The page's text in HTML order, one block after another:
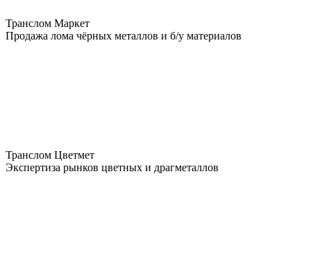
Транслом Маркет
Продажа лома чёрных металлов и б/у материалов
Транслом Цветмет
Экспертиза рынков цветных и драгметаллов